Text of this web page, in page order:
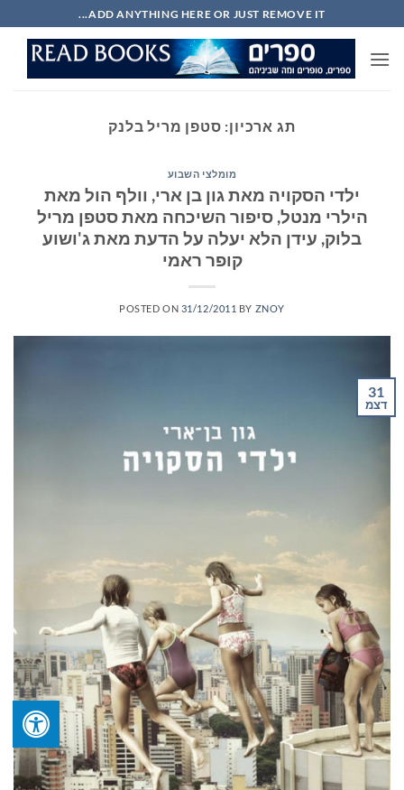
to
content
ADD ANYTHING HERE OR JUST REMOVE IT...
תג ארכיון: סטפן מריל בלנק
מומלצי השבוע
ילדי הסקויה מאת גון בן ארי, וולף הול מאת
הילרי מנטל, סיפור השיכחה מאת סטפן מריל
בלוק, עידן הלא יעלה על הדעת מאת ג'ושוע
קופר ראמי
POSTED ON 31/12/2011 BY ZNOY
31
דצמ